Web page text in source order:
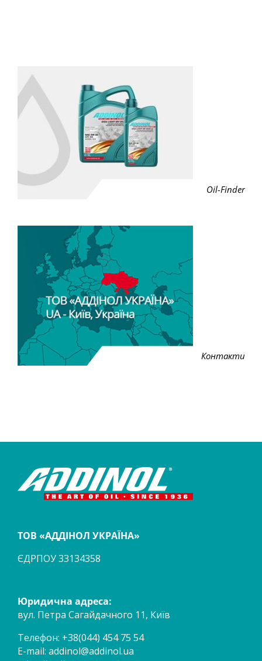
Oil-Finder
Контакти
ТОВ «АДДІНОЛ УКРАЇНА»
ЄДРПОУ 33134358
Юридична адреса:
вул. Петра Сагайдачного 11, Київ
Телефон: +38(044) 454 75 54
E-mail: addinol@addinol.ua